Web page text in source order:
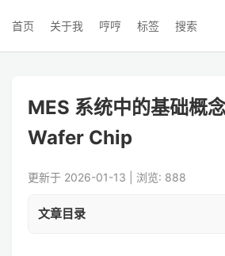
首页 关于我 哼哼 标签 搜索
MES 系统中的基础概
Wafer Chip
更新于 2026-01-13 | 浏览: 888
文章目录